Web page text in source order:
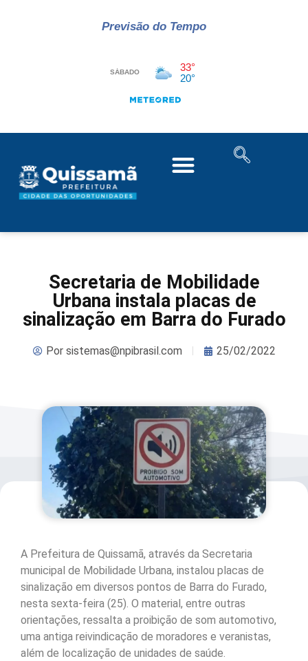
Previsão do Tempo
Secretaria de Mobilidade
Urbana instala placas de
sinalização em Barra do Furado
Porsistemas@npibrasil.com 25/02/2022
A Prefeitura de Quissamã, através da Secretaria
municipal de Mobilidade Urbana, instalou placas de
sinalização em diversos pontos de Barra do Furado,
nesta sexta-feira (25). O material, entre outras
orientações, ressalta a proibição de som automotivo,
uma antiga reivindicação de moradores e veranistas,
além de localização de unidades de saúde.